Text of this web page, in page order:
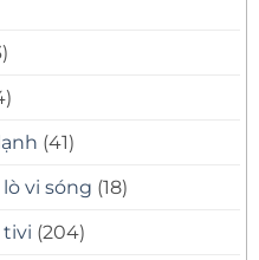
(41)
vi sóng (18)
tivi (204)